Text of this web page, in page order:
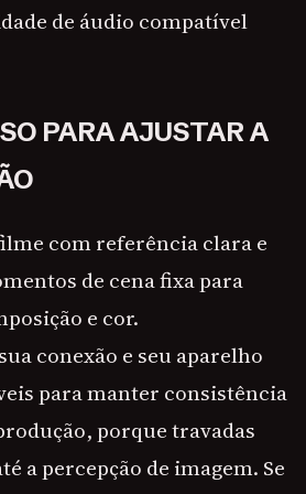
de áudio compatível
PARA AJUSTAR A
com referência clara e
de cena fixa para
e cor.
conexão e seu aparelho
para manter consistência
porque travadas
a percepção de imagem. Se